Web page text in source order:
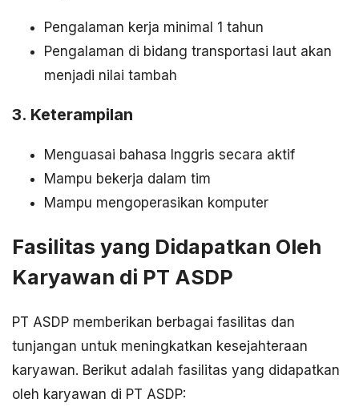
Pengalaman kerja minimal 1 tahun
Pengalaman di bidang transportasi laut akan
menjadi nilai tambah
3. Keterampilan
Menguasai bahasa Inggris secara aktif
Mampu bekerja dalam tim
Mampu mengoperasikan komputer
Fasilitas yang Didapatkan Oleh
Karyawan di PT ASDP
PT ASDP memberikan berbagai fasilitas dan
tunjangan untuk meningkatkan kesejahteraan
karyawan. Berikut adalah fasilitas yang didapatkan
oleh karyawan di PT ASDP: